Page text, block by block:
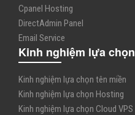
Cpanel Hosting
DirectAdmin Panel
Email Service
Kinh nghiệm lựa chọn
Kinh nghiệm lựa chọn tên miền
Kinh nghiệm lựa chọn Hosting
Kinh nghiệm lựa chọn Cloud VPS